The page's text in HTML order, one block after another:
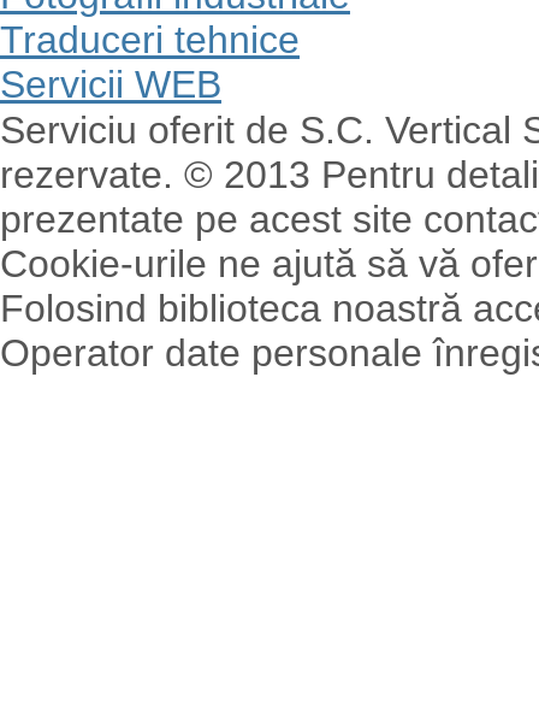
Traduceri tehnice
Servicii WEB
Serviciu oferit de S.C. Vertical
rezervate. © 2013 Pentru
prezentate pe acest site
Cookie-urile ne ajută să vă
Folosind biblioteca noastră
Operator date personale